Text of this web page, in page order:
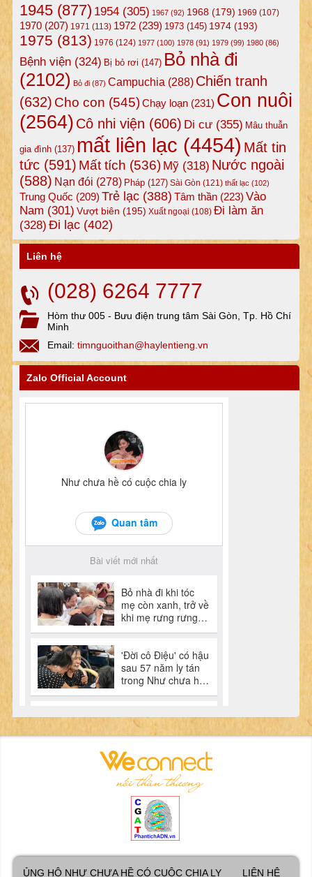
1945(877) 1954(305) 1967(92) 1968(179) 1969 (107)
1970(207) 1971 (113) 1972(239) 1973(145) 1974(193)
1975 (813) 1976 (124) 1977(100) 1978(91) 1979(99) 1980(86)
Bệnh viện(324) Bị bỏ rơi (147) Bỏ nhà đi
(2102) Bỏ đi(87) Campuchia (288) Chiến tranh
(632) Cho con (545)Chạy loạn(231) Con nuôi
(2564) Cô nhi viện (606) Di cư(355) Mâu thuẫn
gia đình(137) mất liên lạc (4454) Mất tin
tức(591) Mất tích (536) Mỹ(318) Nước ngoài
(588) Nạn đói (278) Pháp(127) Sài Gòn (121) thất lạc (102)
Trung Quốc (209) Trẻ lạc(388) Tâm thần(223) Vào
Nam (301) Vượt biên (195) Xuất ngoại (108) Đi làm ăn
(328) Đi lạc(402)
Liên hệ
(028) 6264 7777
Hòm thư 005 - Bưu điện trung tâm Sài Gòn, Tp. Hồ Chí
Minh
Email: timnguoithan@haylentieng.vn
Zalo Official Account
ỦNG HỘ NHƯ CHƯA HỀ CÓ CUỘC CHIA LY LIÊN HỆ